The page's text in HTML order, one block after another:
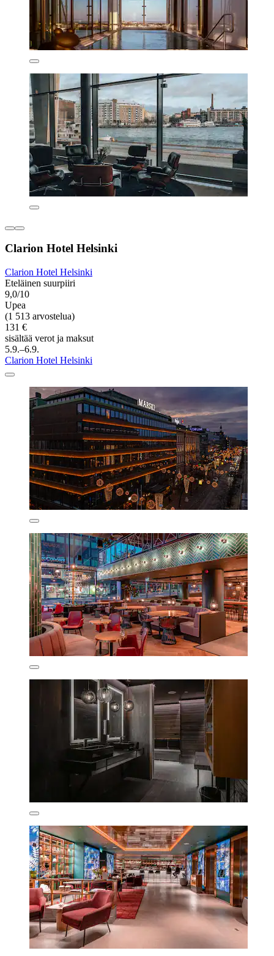
Clarion Hotel Helsinki
Clarion Hotel Helsinki
Eteläinen suurpiiri
9,0/10
Upea
(1 513 arvostelua)
131 €
sisältää verot ja maksut
5.9.–6.9.
Clarion Hotel Helsinki